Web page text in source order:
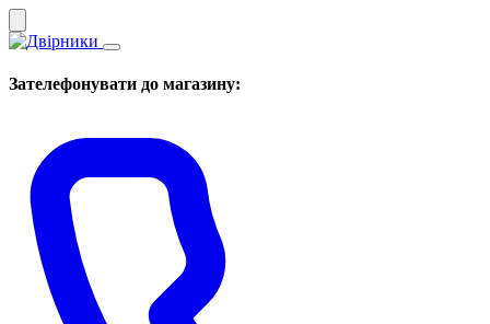
Зателефонувати до магазину: